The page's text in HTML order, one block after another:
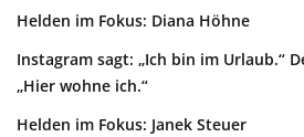
Helden im Fokus: Diana Höhne
Instagram sagt: „Ich bin im Urlaub.“
„Hier wohne ich.“
Helden im Fokus: Janek Steuer